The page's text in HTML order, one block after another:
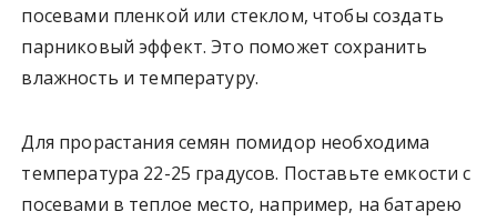
посевами пленкой или стеклом, чтобы создать
парниковый эффект. Это поможет сохранить
влажность и температуру.
Для прорастания семян помидор необходима
температура 22-25 градусов. Поставьте емкости с
посевами в теплое место, например, на батарею